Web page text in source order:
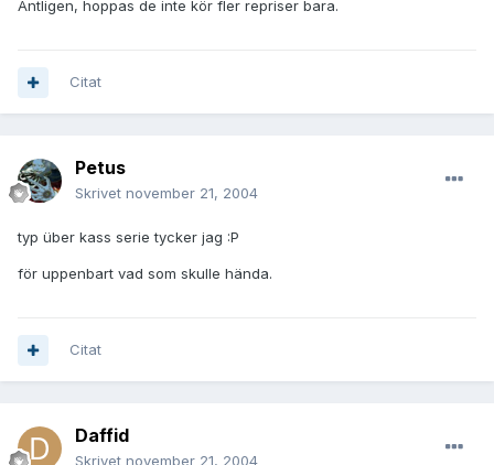
Äntligen, hoppas de inte kör fler repriser bara.
Citat
Petus
Skrivet november 21, 2004
typ über kass serie tycker jag :P
för uppenbart vad som skulle hända.
Citat
Daffid
Skrivet november 21, 2004